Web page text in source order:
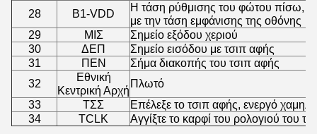
28
Β1-VDD
Η τάση ρύθμισης του φώτου πίσω,
με την τάση εμφάνισης της οθόνης
29
ΜΙΣ
Σημείο εξόδου χεριού
30
ΔΕΠ
Σημείο εισόδου με τσιπ αφής
31
ΠΕΝ
Σήμα διακοπής του τσιπ αφής
32
Εθνική
Κεντρική Αρχή
Πλωτό
33
ΤΣΣ
Επέλεξε το τσιπ αφής, ενεργό
34
TCLK Αγγίξτε το καρφί του ρολογιού του